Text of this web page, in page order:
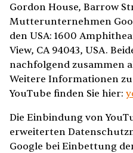
Gordon House, Barrow
Mutterunternehmen
den USA: 1600
View, CA 94043, USA.
nachfolgend zusammen
Weitere Informationen
YouTube finden Sie hier:
Die Einbindung von
erweiterten
Google bei Einbettung